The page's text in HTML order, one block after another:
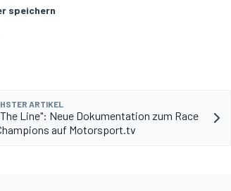
speichern
ARTIKEL
The Line": Neue Dokumentation zum Race
auf Motorsport.tv